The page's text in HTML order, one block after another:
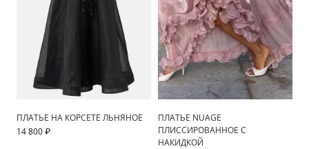
ПЛАТЬЕ НА КОРСЕТЕ ЛЬНЯНОЕ
14 800 ₽
ПЛАТЬЕ NUAGE
ПЛИССИРОВАННОЕ С
НАКИДКОЙ